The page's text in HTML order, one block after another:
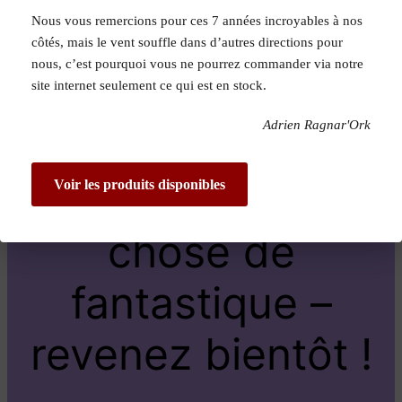
Pardon pour le
dérangement !
Nous travaillons
sur quelque
chose de
fantastique –
revenez bientôt !
Nous vous remercions pour ces 7 années incroyables à nos
côtés, mais le vent souffle dans d’autres directions pour
nous, c’est pourquoi vous ne pourrez commander via notre
site internet seulement ce qui est en stock.
Adrien Ragnar'Ork
Voir les produits disponibles